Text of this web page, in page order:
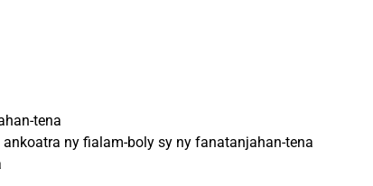
tena
ny fialam-boly sy ny fanatanjahan-tena